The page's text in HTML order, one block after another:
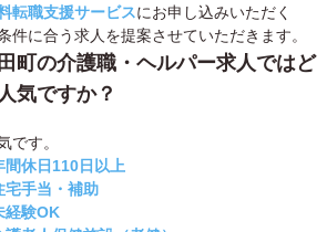
転職支援サービスにお申し込みいただく
件に合う求人を提案させていただきます。
町の介護職・ヘルパー求人ではど
気ですか？
です。
間休日110日以上
宅手当・補助
経験OK